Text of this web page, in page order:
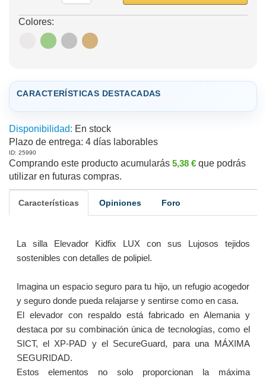
Colores:
CARACTERÍSTICAS DESTACADAS
Disponibilidad: En stock
Plazo de entrega: 4 días laborables
ID: 25990
Comprando este producto acumularás 5,38 € que podrás
utilizar en futuras compras.
Características Opiniones Foro
La silla Elevador Kidfix LUX con sus Lujosos tejidos
sostenibles con detalles de polipiel.
Imagina un espacio seguro para tu hijo, un refugio acogedor
y seguro donde pueda relajarse y sentirse como en casa.
El elevador con respaldo está fabricado en Alemania y
destaca por su combinación única de tecnologías, como el
SICT, el XP-PAD y el SecureGuard, para una MÁXIMA
SEGURIDAD.
Estos elementos no solo proporcionan la máxima